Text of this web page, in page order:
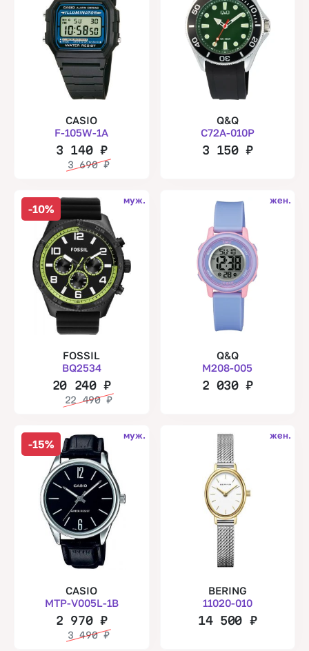
CASIO
F-105W-1A
3 140 ₽
3 690₽
Q&Q
C72A-010P
3 150₽
-10%
муж.
FOSSIL
BQ2534
20 240₽
22 490₽
жен.
Q&Q
M208-005
2 030₽
-15%
муж.
CASIO
MTP-V005L-1B
2 970 ₽
3 490₽
жен.
BERING
11020-010
14 500 ₽